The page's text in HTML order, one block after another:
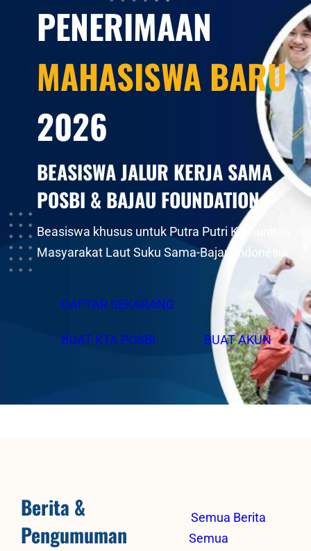
PENERIMAAN
MAHASISWA BARU
2026
BEASISWA JALUR KERJA SAMA
POSBI & BAJAU FOUNDATION
Beasiswa khusus untuk Putra Putri Komunitas
Masyarakat Laut Suku Sama-Bajau Indonesia
DAFTAR SEKARANG
BUAT KTA POSBI BUAT AKUN
Berita &
Pengumuman
Semua Berita
Semua